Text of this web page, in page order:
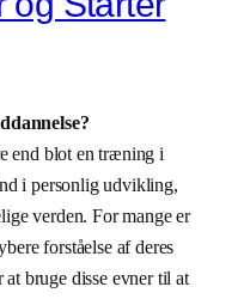
end blot en træning i
i personlig udvikling,
verden. For mange er
forståelse af deres
bruge disse evner til at